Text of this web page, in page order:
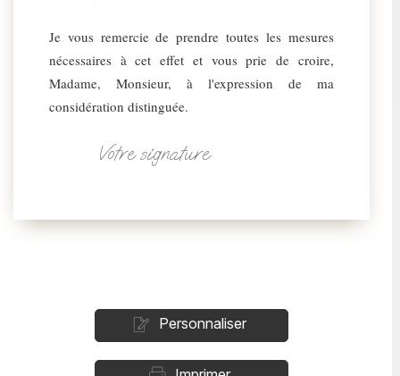
Je vous remercie de prendre toutes les mesures
nécessaires à cet effet et vous prie de croire,
Madame, Monsieur, à l'expression de ma
considération distinguée.
Votre signature
Personnaliser